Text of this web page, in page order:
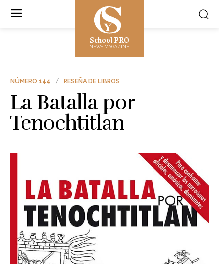
School PRO
NEWS MAGAZINE
NÚMERO 144 RESEÑA DE LIBROS
La Batalla por
Tenochtitlan